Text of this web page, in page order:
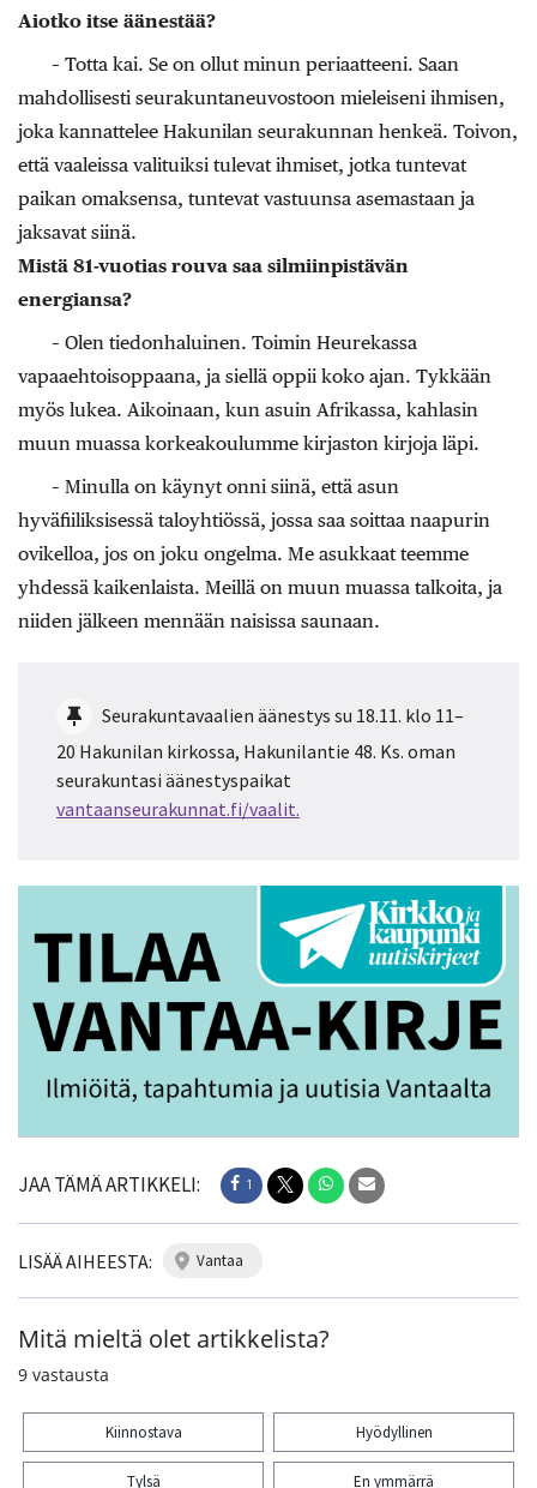
Aiotko itse äänestää?
– Totta kai. Se on ollut minun periaatteeni. Saan
mahdollisesti seurakuntaneuvostoon mieleiseni ihmisen,
joka kannattelee Hakunilan seurakunnan henkeä. Toivon,
että vaaleissa valituiksi tulevat ihmiset, jotka tuntevat
paikan omaksensa, tuntevat vastuunsa asemastaan ja
jaksavat siinä.
Mistä 81-vuotias rouva saa silmiinpistävän
energiansa?
– Olen tiedonhaluinen. Toimin Heurekassa
vapaaehtoisoppaana, ja siellä oppii koko ajan. Tykkään
myös lukea. Aikoinaan, kun asuin Afrikassa, kahlasin
muun muassa korkeakoulumme kirjaston kirjoja läpi.
– Minulla on käynyt onni siinä, että asun
hyväfiiliksisessä taloyhtiössä, jossa saa soittaa naapurin
ovikelloa, jos on joku ongelma. Me asukkaat teemme
yhdessä kaikenlaista. Meillä on muun muassa talkoita, ja
niiden jälkeen mennään naisissa saunaan.
Seurakuntavaalien äänestys su 18.11. klo 11–
20 Hakunilan kirkossa, Hakunilantie 48. Ks. oman
seurakuntasi äänestyspaikat
vantaanseurakunnat.fi/vaalit.
JAA TÄMÄ ARTIKKELI: 1
LISÄÄ AIHEESTA: vantaa
Mitä mieltä olet artikkelista?
9 vastausta
Kiinnostava Hyödyllinen
Tylsä En ymmärrä